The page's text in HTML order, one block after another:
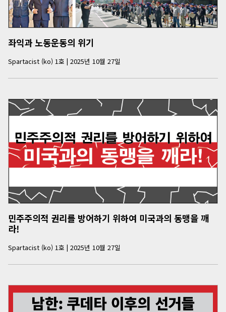
좌익과 노동운동의 위기
Spartacist (ko) 1호 | 2025년 10월 27일
민주주의적 권리를 방어하기 위하여 미국과의 동맹을 깨
라!
Spartacist (ko) 1호 | 2025년 10월 27일